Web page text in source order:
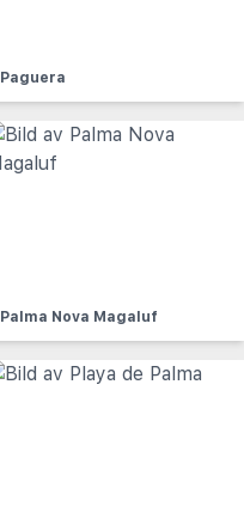
Paguera
Palma Nova Magaluf